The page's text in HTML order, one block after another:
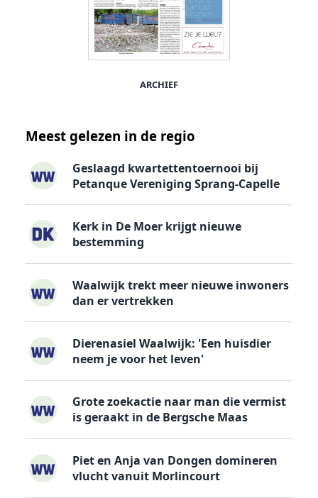
ARCHIEF
Meest gelezen in de regio
Geslaagd kwartettentoernooi bij
Petanque Vereniging Sprang-Capelle
Kerk in De Moer krijgt nieuwe
bestemming
Waalwijk trekt meer nieuwe inwoners
dan er vertrekken
Dierenasiel Waalwijk: 'Een huisdier
neem je voor het leven'
Grote zoekactie naar man die vermist
is geraakt in de Bergsche Maas
Piet en Anja van Dongen domineren
vlucht vanuit Morlincourt